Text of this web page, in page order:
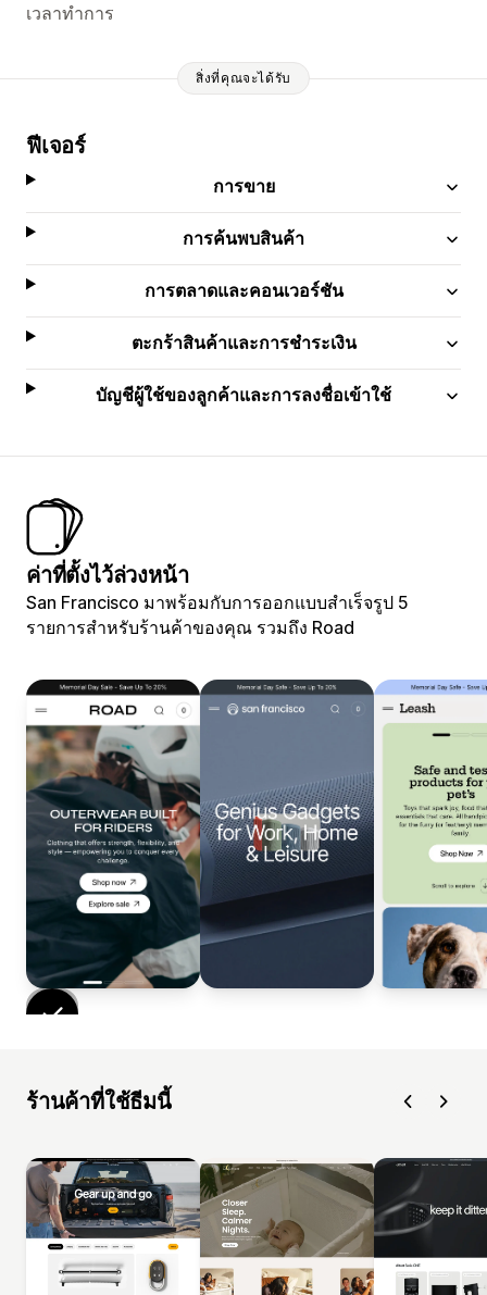
เวลาทำการ
สิ่งที่คุณจะได้รับ
ฟีเจอร์
การขาย
การค้นพบสินค้า
การตลาดและคอนเวอร์ชัน
ตะกร้าสินค้าและการชำระเงิน
บัญชีผู้ใช้ของลูกค้าและการลงชื่อเข้าใช้
ค่าที่ตั้งไว้ล่วงหน้า
San Francisco มาพร้อมกับการออกแบบสำเร็จรูป 5
รายการสำหรับร้านค้าของคุณ รวมถึง Road
ร้านค้าที่ใช้ธีมนี้